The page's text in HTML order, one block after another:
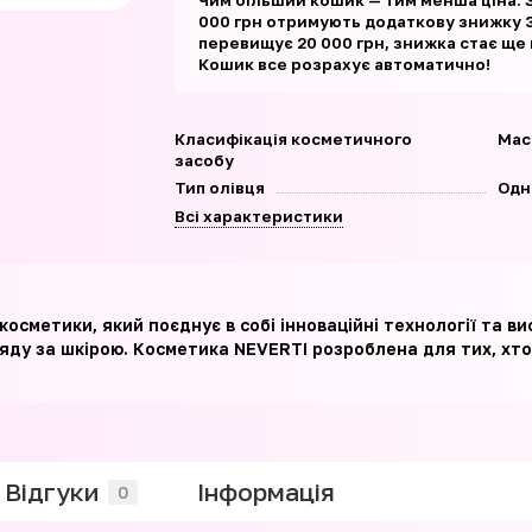
000 грн отримують додаткову знижку
перевищує 20 000 грн, знижка стає
Кошик все розрахує автоматично!
Класифікація косметичного
засобу
Тип олівця
Всі характеристики
який поєднує в собі інноваційні технології та
за шкірою. Косметика NEVERTI розроблена для тих,
Відгуки 0 Iнформація